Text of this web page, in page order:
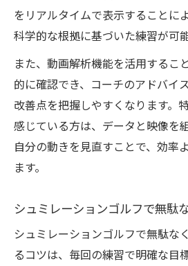
をリアルタイムで表示することに
科学的な根拠に基づいた練習が可
また、動画解析機能を活用するこ
的に確認でき、コーチのアドバイ
改善点を把握しやすくなります。
感じている方は、データと映像を
自分の動きを見直すことで、効率
ます。
シュミレーションゴルフで無駄
シュミレーションゴルフで無駄な
るコツは、毎回の練習で明確な目